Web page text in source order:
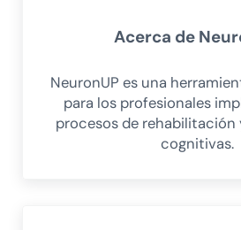
Acerca de
NeuronUP es una
para los profesionales
procesos de
cognitivas.